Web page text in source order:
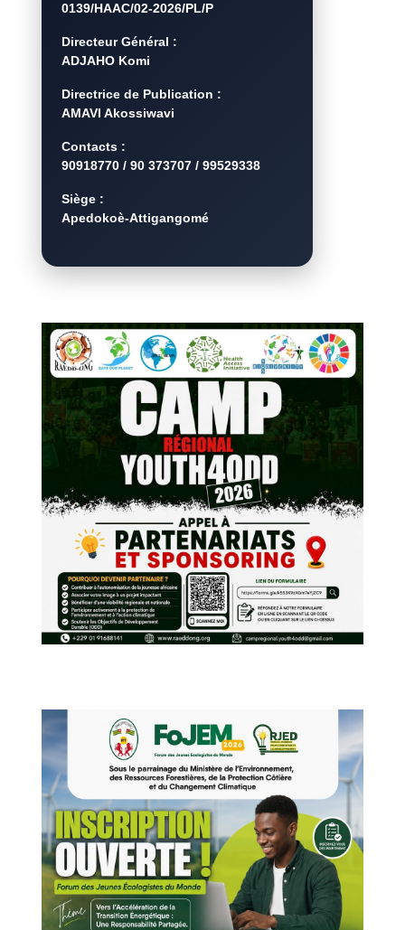
0139/HAAC/02-2026/PL/P
Directeur Général :
ADJAHO Komi
Directrice de Publication :
AMAVI Akossiwavi
Contacts :
90918770 / 90 373707 / 99529338
Siège :
Apedokoè-Attigangomé